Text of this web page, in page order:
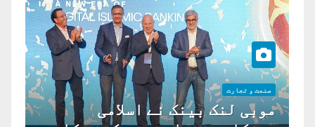
صنعت و تجارت
موبی لنک بینک نے اسلامی